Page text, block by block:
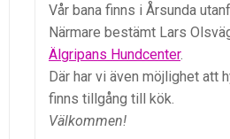
Vår bana finns i Årsunda
Närmare bestämt Lars
Älgripans Hundcenter.
Där har vi även möjlighet att
finns tillgång till kök.
Välkommen!